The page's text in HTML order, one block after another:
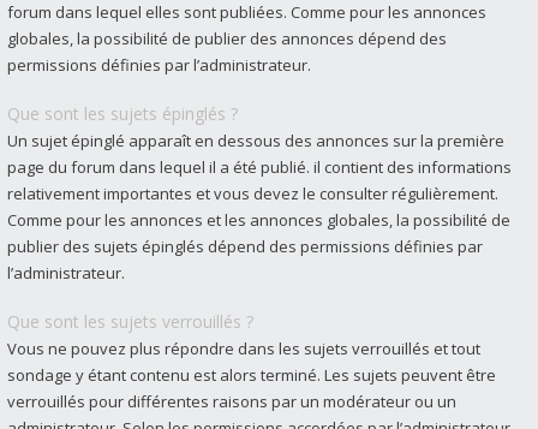
forum dans lequel elles sont publiées. Comme pour les annonces
globales, la possibilité de publier des annonces dépend des
permissions définies par l’administrateur.
Que sont les sujets épinglés ?
Un sujet épinglé apparaît en dessous des annonces sur la première
page du forum dans lequel il a été publié. il contient des informations
relativement importantes et vous devez le consulter régulièrement.
Comme pour les annonces et les annonces globales, la possibilité de
publier des sujets épinglés dépend des permissions définies par
l’administrateur.
Que sont les sujets verrouillés ?
Vous ne pouvez plus répondre dans les sujets verrouillés et tout
sondage y étant contenu est alors terminé. Les sujets peuvent être
verrouillés pour différentes raisons par un modérateur ou un